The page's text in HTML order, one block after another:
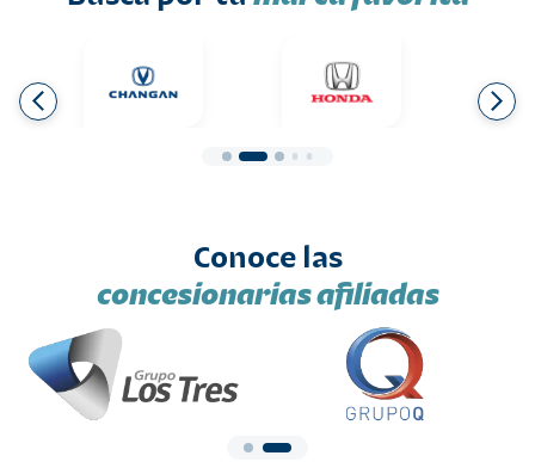
Conoce las
concesionarias afiliadas